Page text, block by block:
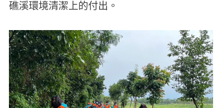
礁溪環境清潔上的付出。